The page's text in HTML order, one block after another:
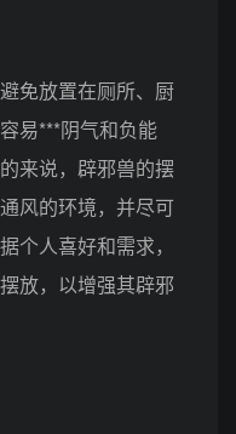
免放置在厕所、厨
易***阴气和负能
来说，辟邪兽的摆
风的环境，并尽可
个人喜好和需求，
放，以增强其辟邪